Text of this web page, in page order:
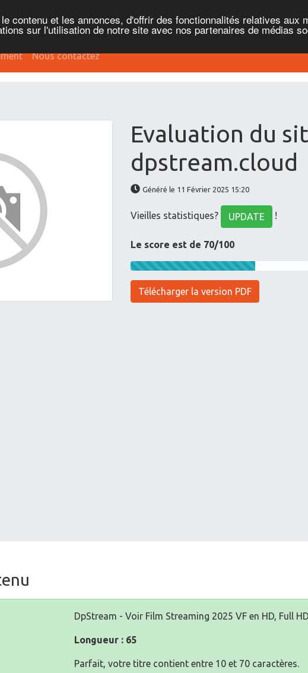
contenu et les annonces, d'offrir des fonctionnalités relatives aux
sur l'utilisation de notre site avec nos partenaires de médias
Nous contactez
Evaluation du
dpstream.cloud
Généré le 11 Février 2025 15:20
Vieilles statistiques? UPDATE !
Le score est de 70/100
Télécharger la version PDF
DpStream - Voir Film Streaming 2025 VF en HD, Full
Longueur : 65
Parfait, votre titre contient entre 10 et 70 caractères.